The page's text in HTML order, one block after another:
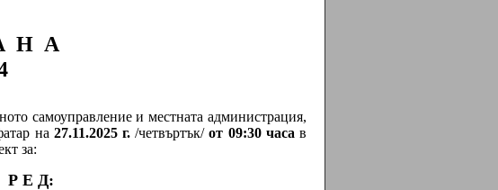
Н А
самоуправление и местната администрация,
на 27.11.2025 г./четвъртък/от 09:30 часа в
за:
Е Д: